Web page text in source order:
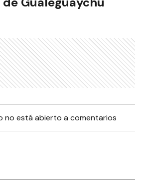
no está abierto a comentarios